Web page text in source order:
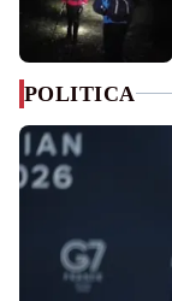
POLITICA